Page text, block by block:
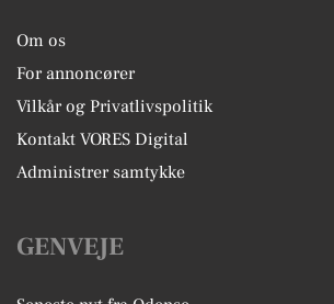
Om os
For annoncører
Vilkår og Privatlivspolitik
Kontakt VORES Digital
Administrer samtykke
GENVEJE